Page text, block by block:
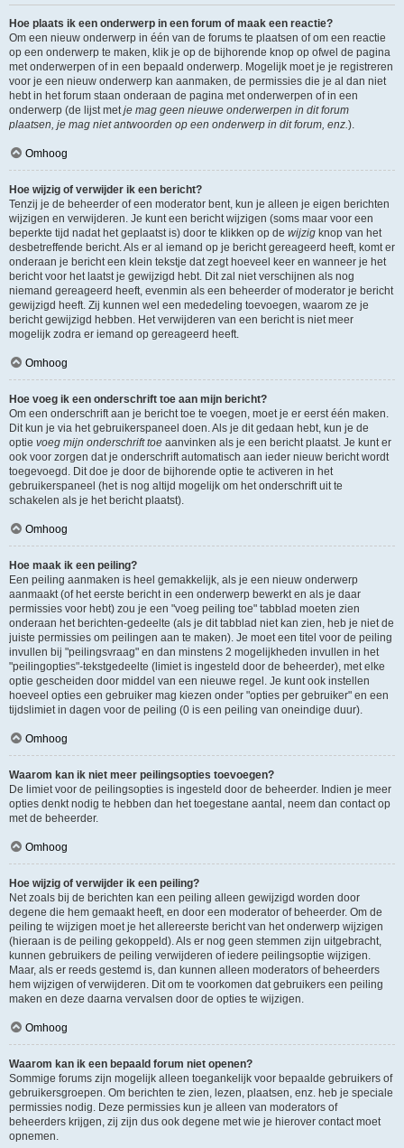
Hoe plaats ik een onderwerp in een forum of maak een reactie?
Om een nieuw onderwerp in één van de forums te plaatsen of om een reactie
op een onderwerp te maken, klik je op de bijhorende knop op ofwel de pagina
met onderwerpen of in een bepaald onderwerp. Mogelijk moet je je registreren
voor je een nieuw onderwerp kan aanmaken, de permissies die je al dan niet
hebt in het forum staan onderaan de pagina met onderwerpen of in een
onderwerp (de lijst metje mag geen nieuwe onderwerpen in dit forum
plaatsen, je mag niet antwoorden op een onderwerp in dit forum, enz.).
Omhoog
Hoe wijzig of verwijder ik een bericht?
Tenzij je de beheerder of een moderator bent, kun je alleen je eigen berichten
wijzigen en verwijderen. Je kunt een bericht wijzigen (soms maar voor een
beperkte tijd nadat het geplaatst is) door te klikken op de wijzig knop van het
desbetreffende bericht. Als er al iemand op je bericht gereageerd heeft, komt er
onderaan je bericht een klein tekstje dat zegt hoeveel keer en wanneer je het
bericht voor het laatst je gewijzigd hebt. Dit zal niet verschijnen als nog
niemand gereageerd heeft, evenmin als een beheerder of moderator je bericht
gewijzigd heeft. Zij kunnen wel een mededeling toevoegen, waarom ze je
bericht gewijzigd hebben. Het verwijderen van een bericht is niet meer
mogelijk zodra er iemand op gereageerd heeft.
Omhoog
Hoe voeg ik een onderschrift toe aan mijn bericht?
Om een onderschrift aan je bericht toe te voegen, moet je er eerst één maken.
Dit kun je via het gebruikerspaneel doen. Als je dit gedaan hebt, kun je de
optie voeg mijn onderschrift toe aanvinken als je een bericht plaatst. Je kunt er
ook voor zorgen dat je onderschrift automatisch aan ieder nieuw bericht wordt
toegevoegd. Dit doe je door de bijhorende optie te activeren in het
gebruikerspaneel (het is nog altijd mogelijk om het onderschrift uit te
schakelen als je het bericht plaatst).
Omhoog
Hoe maak ik een peiling?
Een peiling aanmaken is heel gemakkelijk, als je een nieuw onderwerp
aanmaakt (of het eerste bericht in een onderwerp bewerkt en als je daar
permissies voor hebt) zou je een "voeg peiling toe" tabblad moeten zien
onderaan het berichten-gedeelte (als je dit tabblad niet kan zien, heb je niet de
juiste permissies om peilingen aan te maken). Je moet een titel voor de peiling
invullen bij "peilingsvraag" en dan minstens 2 mogelijkheden invullen in het
"peilingopties"-tekstgedeelte (limiet is ingesteld door de beheerder), met elke
optie gescheiden door middel van een nieuwe regel. Je kunt ook instellen
hoeveel opties een gebruiker mag kiezen onder "opties per gebruiker" en een
tijdslimiet in dagen voor de peiling (0 is een peiling van oneindige duur).
Omhoog
Waarom kan ik niet meer peilingsopties toevoegen?
De limiet voor de peilingsopties is ingesteld door de beheerder. Indien je meer
opties denkt nodig te hebben dan het toegestane aantal, neem dan contact op
met de beheerder.
Omhoog
Hoe wijzig of verwijder ik een peiling?
Net zoals bij de berichten kan een peiling alleen gewijzigd worden door
degene die hem gemaakt heeft, en door een moderator of beheerder. Om de
peiling te wijzigen moet je het allereerste bericht van het onderwerp wijzigen
(hieraan is de peiling gekoppeld). Als er nog geen stemmen zijn uitgebracht,
kunnen gebruikers de peiling verwijderen of iedere peilingsoptie wijzigen.
Maar, als er reeds gestemd is, dan kunnen alleen moderators of beheerders
hem wijzigen of verwijderen. Dit om te voorkomen dat gebruikers een peiling
maken en deze daarna vervalsen door de opties te wijzigen.
Omhoog
Waarom kan ik een bepaald forum niet openen?
Sommige forums zijn mogelijk alleen toegankelijk voor bepaalde gebruikers of
gebruikersgroepen. Om berichten te zien, lezen, plaatsen, enz. heb je speciale
permissies nodig. Deze permissies kun je alleen van moderators of
beheerders krijgen, zij zijn dus ook degene met wie je hierover contact moet
opnemen.